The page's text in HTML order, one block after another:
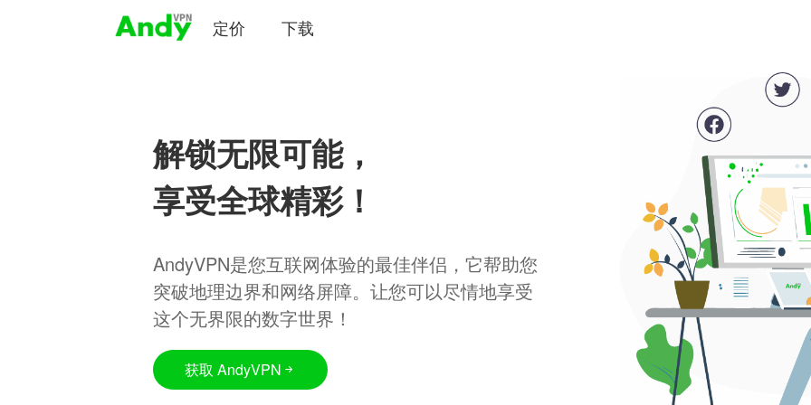
定价 下载
解锁无限可能，
享受全球精彩！
AndyVPN是您互联网体验的最佳伴侣，它帮助您
突破地理边界和网络屏障。让您可以尽情地享受
这个无界限的数字世界！
获取 AndyVPN